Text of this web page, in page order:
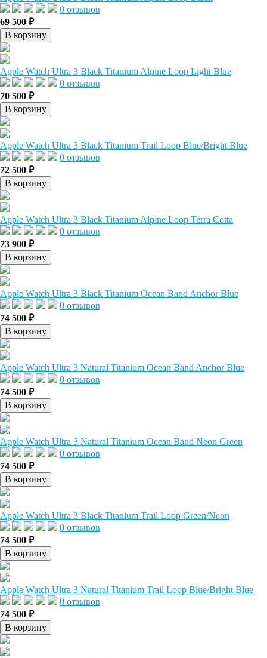
0 отзывов
69 500 ₽
В корзину
Apple Watch Ultra 3 Black Titanium Alpine Loop Light Blue
0 отзывов
70 500 ₽
В корзину
Apple Watch Ultra 3 Black Titanium Trail Loop Blue/Bright Blue
0 отзывов
72 500 ₽
В корзину
Apple Watch Ultra 3 Black Titanium Alpine Loop Terra Cotta
0 отзывов
73 900 ₽
В корзину
Apple Watch Ultra 3 Black Titanium Ocean Band Anchor Blue
0 отзывов
74 500 ₽
В корзину
Apple Watch Ultra 3 Natural Titanium Ocean Band Anchor Blue
0 отзывов
74 500 ₽
В корзину
Apple Watch Ultra 3 Natural Titanium Ocean Band Neon Green
0 отзывов
74 500 ₽
В корзину
Apple Watch Ultra 3 Black Titanium Trail Loop Green/Neon
0 отзывов
74 500 ₽
В корзину
Apple Watch Ultra 3 Natural Titanium Trail Loop Blue/Bright Blue
0 отзывов
74 500 ₽
В корзину